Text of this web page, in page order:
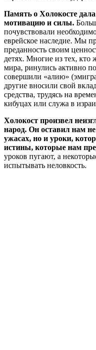
Память о Холокосте
мотивацию и силы.
почувствовали
еврейское наследие. Мы
преданность своим
детях. Многие из тех, кто
мира, ринулись активно
совершили «алию»
другие вносили свой
средства, трудясь на
кибуцах или служа в
Холокост произвел
народ. Он оставил нам
ужасах, но и уроки,
истины, которые нам
уроков пугают, а
испытывать неловкость.